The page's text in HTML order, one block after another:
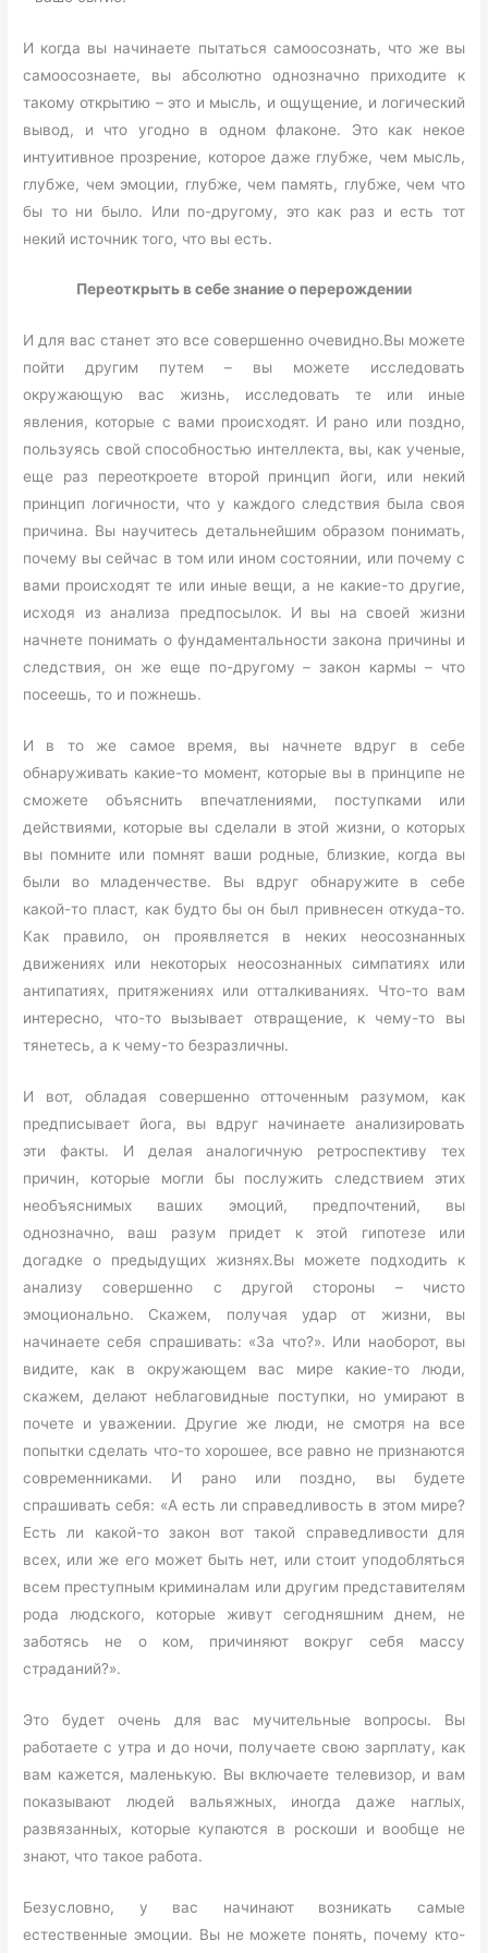
И когда вы начинаете пытаться самоосознать, что же вы
самоосознаете, вы абсолютно однозначно приходите к
такому открытию – это и мысль, и ощущение, и логический
вывод, и что угодно в одном флаконе. Это как некое
интуитивное прозрение, которое даже глубже, чем мысль,
глубже, чем эмоции, глубже, чем память, глубже, чем что
бы то ни было. Или по-другому, это как раз и есть тот
некий источник того, что вы есть.
Переоткрыть в себе знание о перерождении
И для вас станет это все совершенно очевидно.Вы можете
пойти другим путем – вы можете исследовать
окружающую вас жизнь, исследовать те или иные
явления, которые с вами происходят. И рано или поздно,
пользуясь свой способностью интеллекта, вы, как ученые,
еще раз переоткроете второй принцип йоги, или некий
принцип логичности, что у каждого следствия была своя
причина. Вы научитесь детальнейшим образом понимать,
почему вы сейчас в том или ином состоянии, или почему с
вами происходят те или иные вещи, а не какие-то другие,
исходя из анализа предпосылок. И вы на своей жизни
начнете понимать о фундаментальности закона причины и
следствия, он же еще по-другому – закон кармы – что
посеешь, то и пожнешь.
И в то же самое время, вы начнете вдруг в себе
обнаруживать какие-то момент, которые вы в принципе не
сможете объяснить впечатлениями, поступками или
действиями, которые вы сделали в этой жизни, о которых
вы помните или помнят ваши родные, близкие, когда вы
были во младенчестве. Вы вдруг обнаружите в себе
какой-то пласт, как будто бы он был привнесен откуда-то.
Как правило, он проявляется в неких неосознанных
движениях или некоторых неосознанных симпатиях или
антипатиях, притяжениях или отталкиваниях. Что-то вам
интересно, что-то вызывает отвращение, к чему-то вы
тянетесь, а к чему-то безразличны.
И вот, обладая совершенно отточенным разумом, как
предписывает йога, вы вдруг начинаете анализировать
эти факты. И делая аналогичную ретроспективу тех
причин, которые могли бы послужить следствием этих
необъяснимых ваших эмоций, предпочтений, вы
однозначно, ваш разум придет к этой гипотезе или
догадке о предыдущих жизнях.Вы можете подходить к
анализу совершенно с другой стороны – чисто
эмоционально. Скажем, получая удар от жизни, вы
начинаете себя спрашивать: «За что?». Или наоборот, вы
видите, как в окружающем вас мире какие-то люди,
скажем, делают неблаговидные поступки, но умирают в
почете и уважении. Другие же люди, не смотря на все
попытки сделать что-то хорошее, все равно не признаются
современниками. И рано или поздно, вы будете
спрашивать себя: «А есть ли справедливость в этом мире?
Есть ли какой-то закон вот такой справедливости для
всех, или же его может быть нет, или стоит уподобляться
всем преступным криминалам или другим представителям
рода людского, которые живут сегодняшним днем, не
заботясь не о ком, причиняют вокруг себя массу
страданий?».
Это будет очень для вас мучительные вопросы. Вы
работаете с утра и до ночи, получаете свою зарплату, как
вам кажется, маленькую. Вы включаете телевизор, и вам
показывают людей вальяжных, иногда даже наглых,
развязанных, которые купаются в роскоши и вообще не
знают, что такое работа.
Безусловно, у вас начинают возникать самые
естественные эмоции. Вы не можете понять, почему кто-